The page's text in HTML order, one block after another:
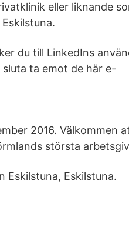
eller liknande
du till LinkedIns
ta emot de här e-
2016. Välkommen
största
Eskilstuna, Eskilstuna.